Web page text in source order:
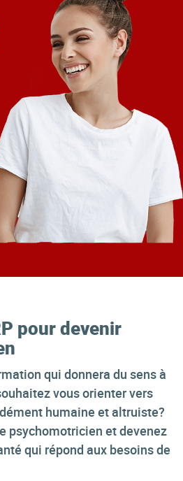
pour devenir
qui donnera du sens à
vous orienter vers
humaine et altruiste?
psychomotricien et devenez
qui répond aux besoins de